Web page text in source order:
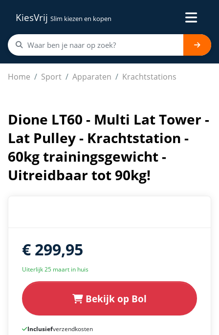
KiesVrij Slim kiezen en kopen
Home Sport Apparaten Krachtstations
Dione LT60 - Multi Lat Tower - Lat Pulley -
Dione LT60 - Multi Lat Tower -
Lat Pulley - Krachtstation -
60kg trainingsgewicht -
Uitreidbaar tot 90kg!
€ 299,95
Uiterlijk 25 maart in huis
Bekijk op Bol
Inclusiefverzendkosten